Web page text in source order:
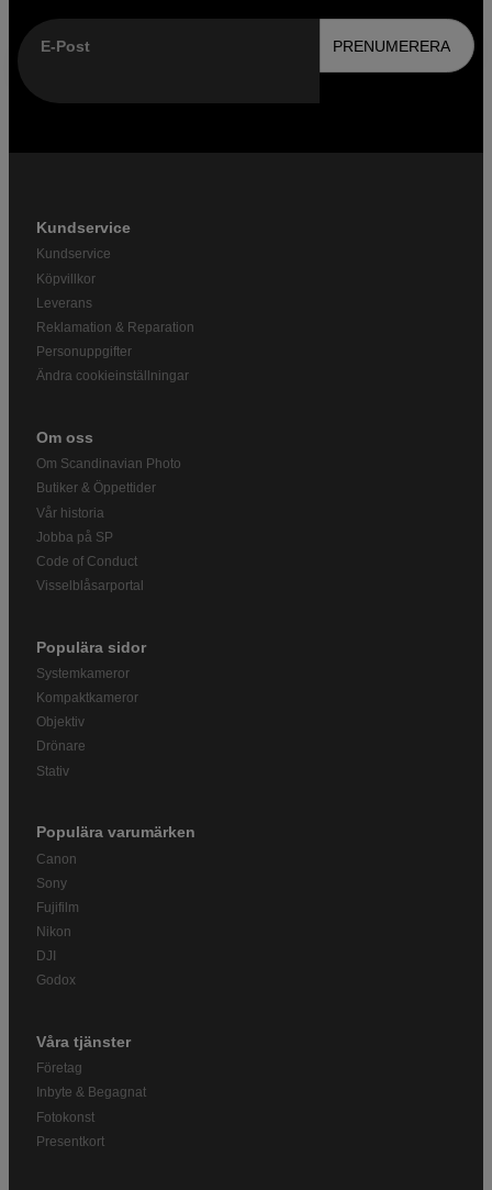
E-Post PRENUMERERA
Kundservice
Kundservice
Köpvillkor
Leverans
Reklamation & Reparation
Personuppgifter
Ändra cookieinställningar
Om oss
Om Scandinavian Photo
Butiker & Öppettider
Vår historia
Jobba på SP
Code of Conduct
Visselblåsarportal
Populära sidor
Systemkameror
Kompaktkameror
Objektiv
Drönare
Stativ
Populära varumärken
Canon
Sony
Fujifilm
Nikon
DJI
Godox
Våra tjänster
Företag
Inbyte & Begagnat
Fotokonst
Presentkort